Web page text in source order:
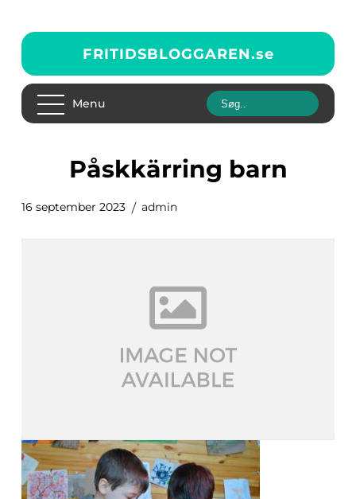
FRITIDSBLOGGAREN.se
Menu
påskkärring barn
16 september 2023 admin